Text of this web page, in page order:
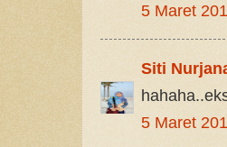
5 Maret
Siti
5 Maret